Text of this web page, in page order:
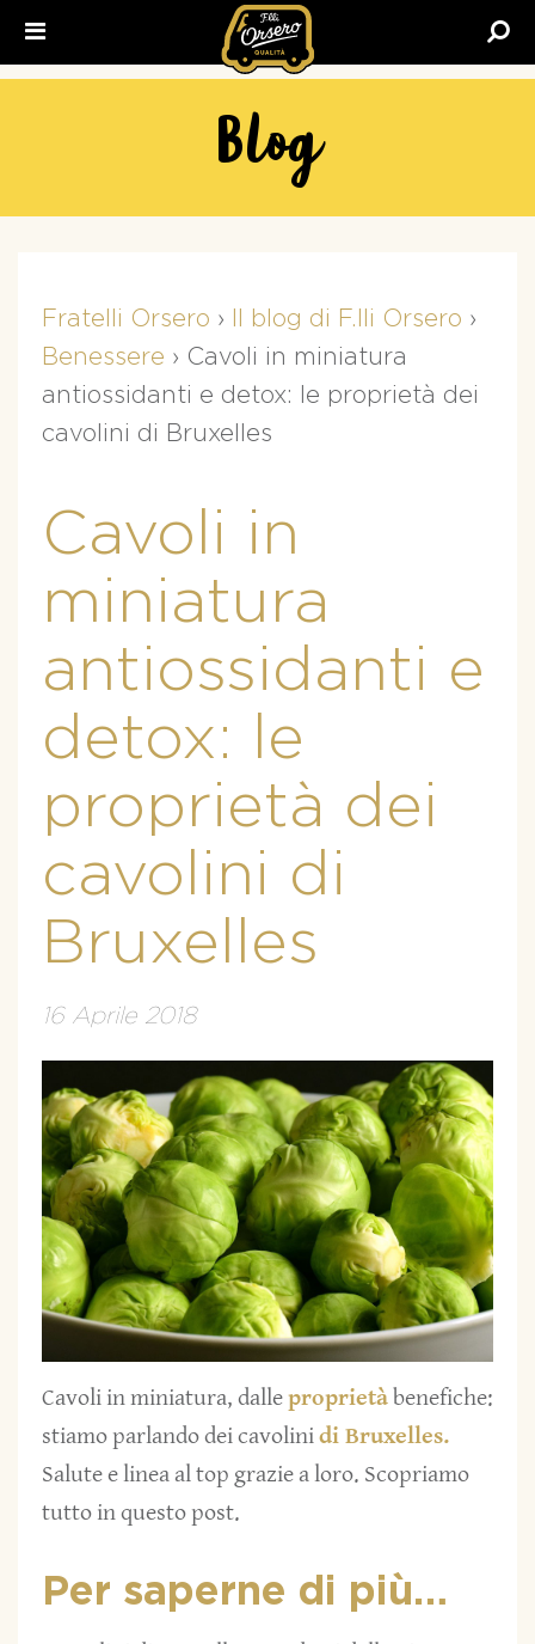
Blog
Fratelli Orsero › Il blog di F.lli Orsero ›
Benessere › Cavoli in miniatura
antiossidanti e detox: le proprietà dei
cavolini di Bruxelles
Cavoli in
miniatura
antiossidanti e
detox: le
proprietà dei
cavolini di
Bruxelles
16 Aprile 2018
Cavoli in miniatura, dalleproprietàbenefiche:
stiamo parlando dei cavolinidi Bruxelles.
Salute e linea al top grazie a loro. Scopriamo
tutto in questo post.
Per saperne di più…